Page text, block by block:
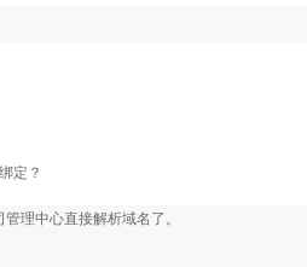
定？
理中心直接解析域名了。